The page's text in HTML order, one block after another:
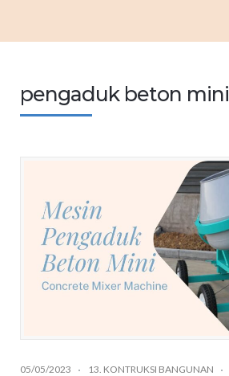
pengaduk beton mini
05/05/2023 13. KONTRUKSI BANGUNAN